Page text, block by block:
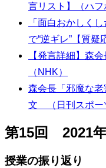
言リスト】（ハフ
「面白おかしく
で“逆ギレ”【質疑
【発言詳細】森
（NHK）
森会長「邪魔な
文 （日刊スポー
第15回 2021年
授業の振り返り